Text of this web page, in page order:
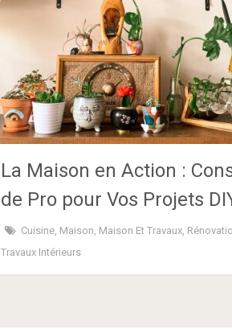
La Maison en Action :
de Pro pour Vos Projets
Cuisine Maison Maison Et Travaux
Travaux Intérieurs